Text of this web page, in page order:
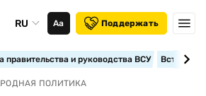
RU Аа Поддержать
правительства и руководства ВСУ
ПОЛИТИКА